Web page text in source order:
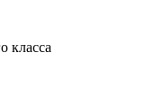
класса